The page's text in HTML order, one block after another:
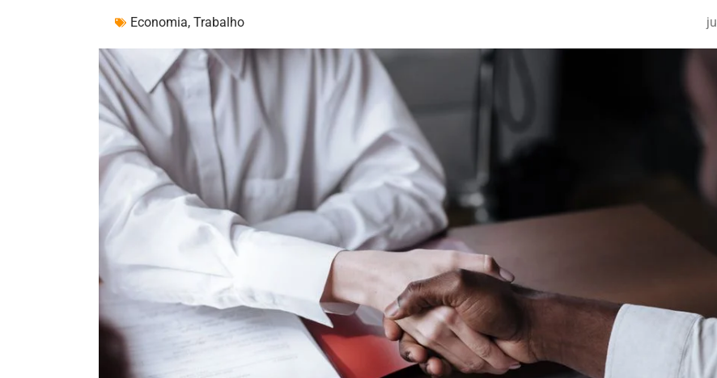
Economia, Trabalho